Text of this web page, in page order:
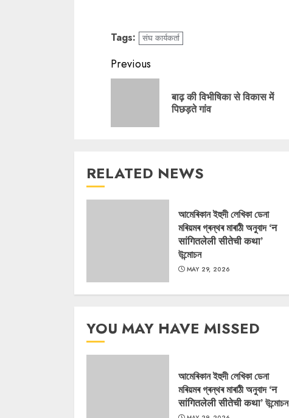
Tags: संघ कार्यकर्ता
Continue
Reading
Previous
बाढ़ की विभीषिका से विकास में
पिछड़ते गांव
RELATED NEWS
আমেৰিকান ইহুদী লেখিকা ডেনা
মৰিয়মৰ গ্ৰন্থৰ মাৰাঠী অনুবাদ ‘न
सांगितलेली सीतेची कथा’
উন্মোচন
MAY 29, 2026
YOU MAY HAVE MISSED
আমেৰিকান ইহুদী লেখিকা ডেনা
মৰিয়মৰ গ্ৰন্থৰ মাৰাঠী অনুবাদ ‘न
सांगितलेली सीतेची कथा’ উন্মোচন